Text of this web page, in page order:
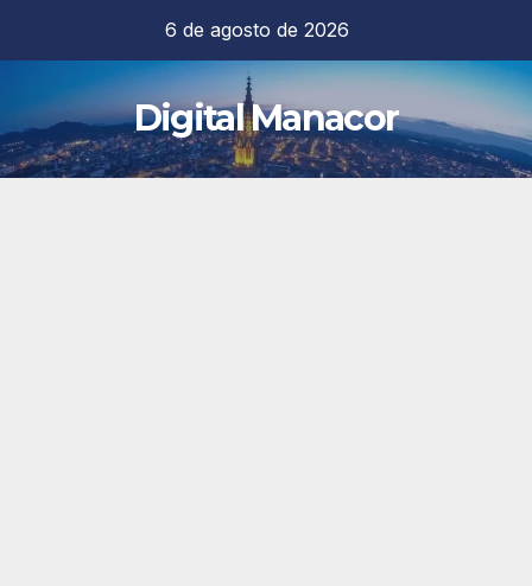
contenido
6 de agosto de 2026
Digital Manacor